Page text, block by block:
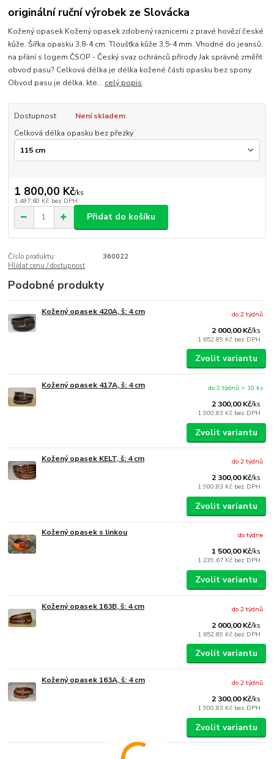
originální ruční výrobek ze Slovácka
Kožený opasek Kožený opasek zdobený raznicemi z pravé hovězí české
kůže. Šířka opasku 3,8-4 cm. Tloušťka kůže 3,5-4 mm. Vhodné do jeansů.
na přání s logem ČSOP - Český svaz ochránců přírody Jak správně změřit
obvod pasu? Celková délka je délka kožené části opasku bez spony.
Obvod pasu je délka, kte... celý popis
Dostupnost
Není skladem
Celková délka opasku bez přezky
1 800,00 Kč/ks
1 487,60 Kč bez DPH
Přidat do košíku
Číslo produktu:
360022
Hlídat cenu / dostupnost
Podobné produkty
Kožený opasek 420A, š: 4 cm
2 000,00 Kč/ks
1 652,89 Kč bez DPH
do 2 týdnů
Zvolit variantu
Kožený opasek 417A, š: 4 cm
2 300,00 Kč/ks
1 900,83 Kč bez DPH
do 2 týdnů > 10 ks
Zvolit variantu
Kožený opasek KELT, š: 4 cm
2 300,00 Kč/ks
1 900,83 Kč bez DPH
do 2 týdnů
Zvolit variantu
Kožený opasek s linkou
1 500,00 Kč/ks
1 239,67 Kč bez DPH
do týdne
Zvolit variantu
Kožený opasek 163B, š: 4 cm
2 000,00 Kč/ks
1 652,89 Kč bez DPH
do 2 týdnů
Zvolit variantu
Kožený opasek 163A, š: 4 cm
2 300,00 Kč/ks
1 900,83 Kč bez DPH
do 2 týdnů
Zvolit variantu